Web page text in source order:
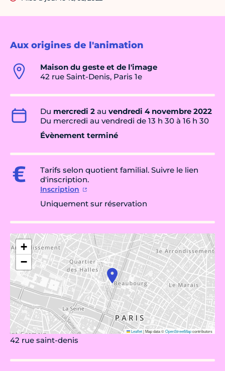
Aux origines de l'animation
Maison du geste et de l'image
42 rue Saint-Denis, Paris 1e
Du mercredi 2 au vendredi 4 novembre 2022
Du mercredi au vendredi de 13 h 30 à 16 h 30
Évènement terminé
Tarifs selon quotient familial. Suivre le lien
d'inscription.
Inscription
Uniquement sur réservation
+
−
Leaflet|Map data ©OpenStreetMapcontributors
42 rue saint-denis